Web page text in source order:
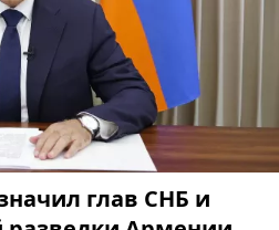
глав СНБ и